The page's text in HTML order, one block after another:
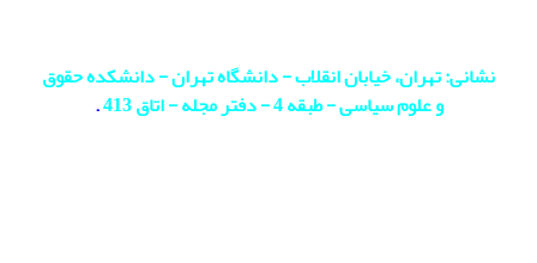
نشانی: تهران، خیابان انقلاب - دانشگاه تهران - دانشکده حقوق
و علوم سیاسی - طبقه 4 - دفتر مجله - اتاق 413
.